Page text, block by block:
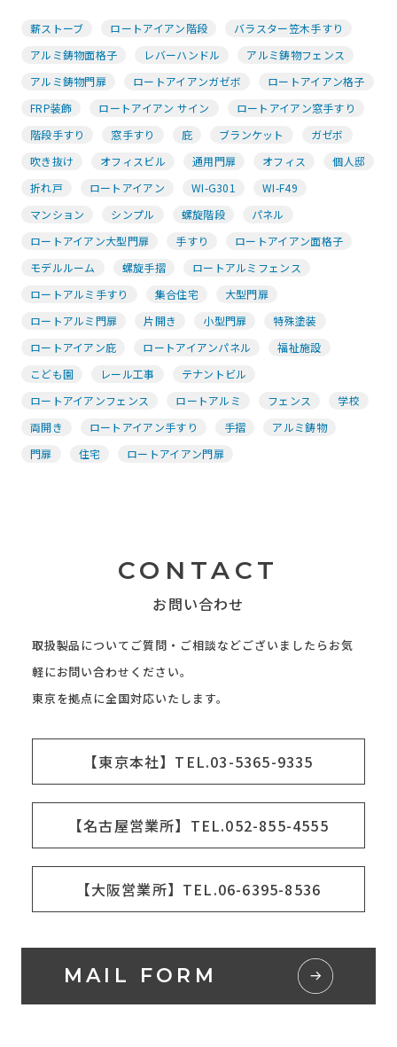
薪ストーブ ロートアイアン階段
バラスター笠木手すり
アルミ鋳物面格子
レバーハンドル
アルミ鋳物フェンス
アルミ鋳物門扉
ロートアイアンガゼボ
ロートアイアン格子
FRP装飾
ロートアイアン サイン
ロートアイアン窓手すり
階段手すり
窓手すり 庇 ブランケット
ガゼボ
吹き抜け
オフィスビル 通用門扉 オフィス
個人邸
折れ戸
ロートアイアン WI-G301
WI-F49
マンション
シンプル 螺旋階段
パネル
ロートアイアン大型門扉
手すり
ロートアイアン面格子
モデルルーム
螺旋手摺
ロートアルミフェンス
ロートアルミ手すり
集合住宅
大型門扉
ロートアルミ門扉
片開き 小型門扉
特殊塗装
ロートアイアン庇
ロートアイアンパネル
福祉施設
こども園
レール工事
テナントビル
ロートアイアンフェンス
ロートアルミ フェンス
学校
両開き
ロートアイアン手すり 手摺
アルミ鋳物
門扉
住宅 ロートアイアン門扉
CONTACT
お問い合わせ
取扱製品についてご質問・ご相談などございましたらお気
軽にお問い合わせください。
東京を拠点に全国対応いたします。
【東京本社】TEL.03-5365-9335
【名古屋営業所】TEL.052-855-4555
【大阪営業所】TEL.06-6395-8536
MAIL FORM